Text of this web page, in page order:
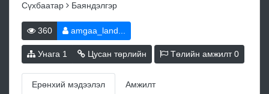
Сүхбаатар Баяндэлгэр
360 amgaa_land...
Унага 1 Цусан төрлийн Төлийн амжилт0
Ерөнхий мэдээлэл Амжилт